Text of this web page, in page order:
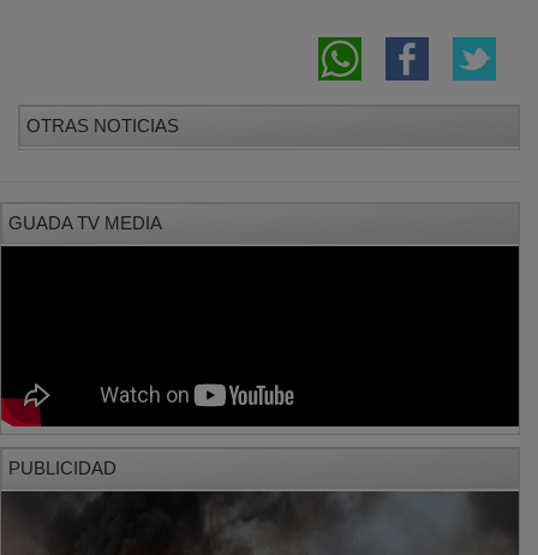
OTRAS NOTICIAS
GUADA TV MEDIA
PUBLICIDAD